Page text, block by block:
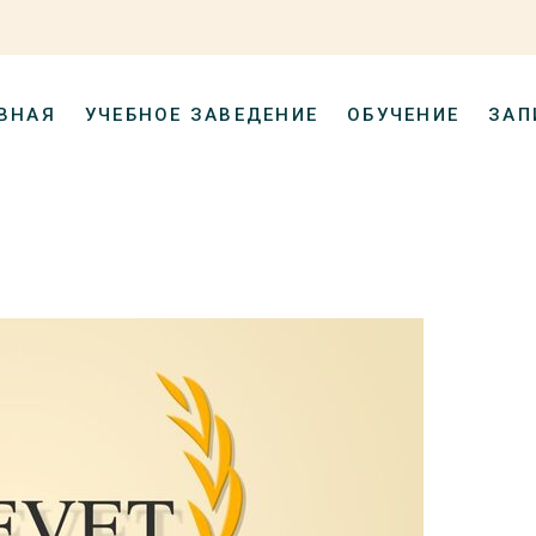
УЧЕБНОЕ ЗАВЕДЕНИЕ ОБУЧЕНИЕ